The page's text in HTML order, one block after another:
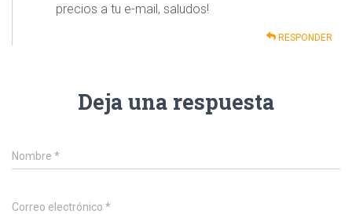
precios a tu e-mail, saludos!
RESPONDER
Deja una respuesta
Nombre *
Correo electrónico *